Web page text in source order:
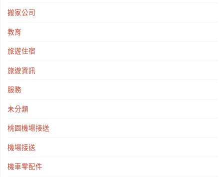
搬家公司
教育
旅遊住宿
旅遊資訊
服務
未分類
桃園機場接送
機場接送
機車零配件